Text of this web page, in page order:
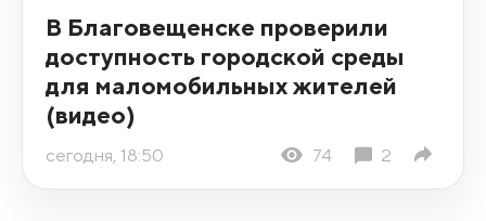
В Благовещенске проверили
доступность городской среды
для маломобильных жителей
(видео)
сегодня, 18:50 74 2